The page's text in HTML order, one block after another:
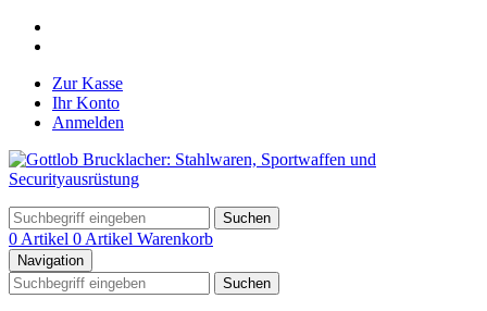
Zur Kasse
Ihr Konto
Anmelden
Suchen
0 Artikel 0 Artikel Warenkorb
Navigation
Suchen